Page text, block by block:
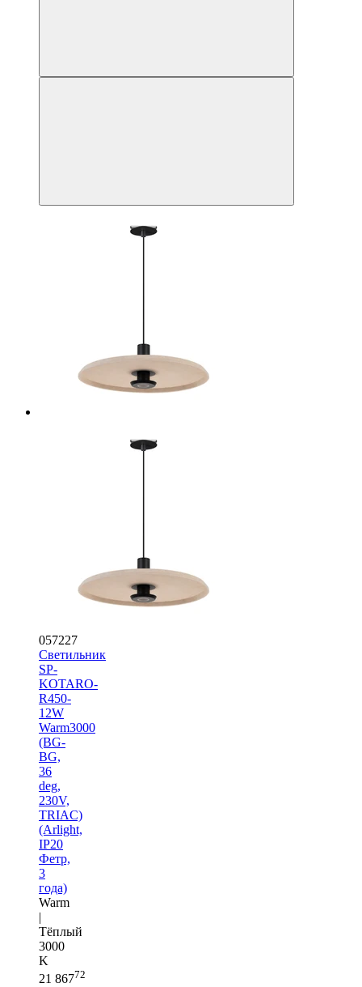
057227
Светильник
SP-
KOTARO-
R450-
12W
Warm3000
(BG-
BG,
36
deg,
230V,
TRIAC)
(Arlight,
IP20
Фетр,
3
года)
Warm
|
Тёплый
3000
K
21 86772